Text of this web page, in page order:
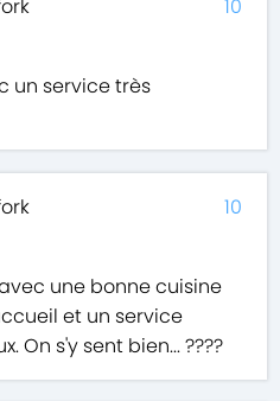
un service très
10
une bonne cuisine
et un service
On s'y sent bien... ????
10